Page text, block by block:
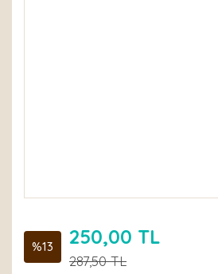
%13 250,00 TL
287,50 TL